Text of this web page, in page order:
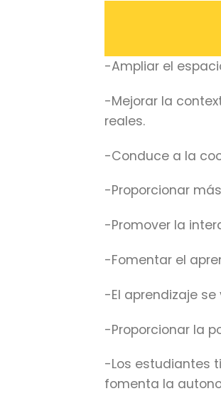
-Ampliar el
-Mejorar la
reales.
-Conduce a la
-Proporcionar
-Promover la
-Fomentar el
-El aprendizaje
-Proporcionar la
-Los estudiantes
fomenta la